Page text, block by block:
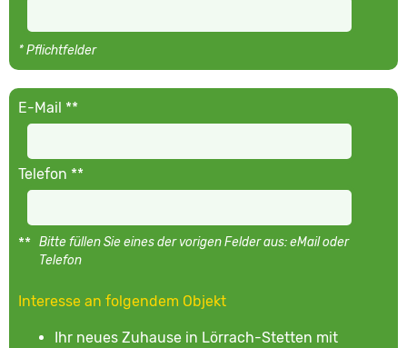
* Pflichtfelder
E-Mail **
Telefon **
** Bitte füllen Sie eines der vorigen Felder aus: eMail oder
Telefon
Interesse an folgendem Objekt
Ihr neues Zuhause in Lörrach-Stetten mit